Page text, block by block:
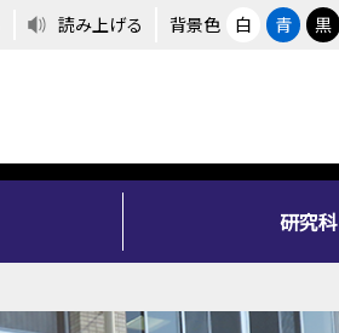
読み上げる 背景色 白 青 黒
研究科